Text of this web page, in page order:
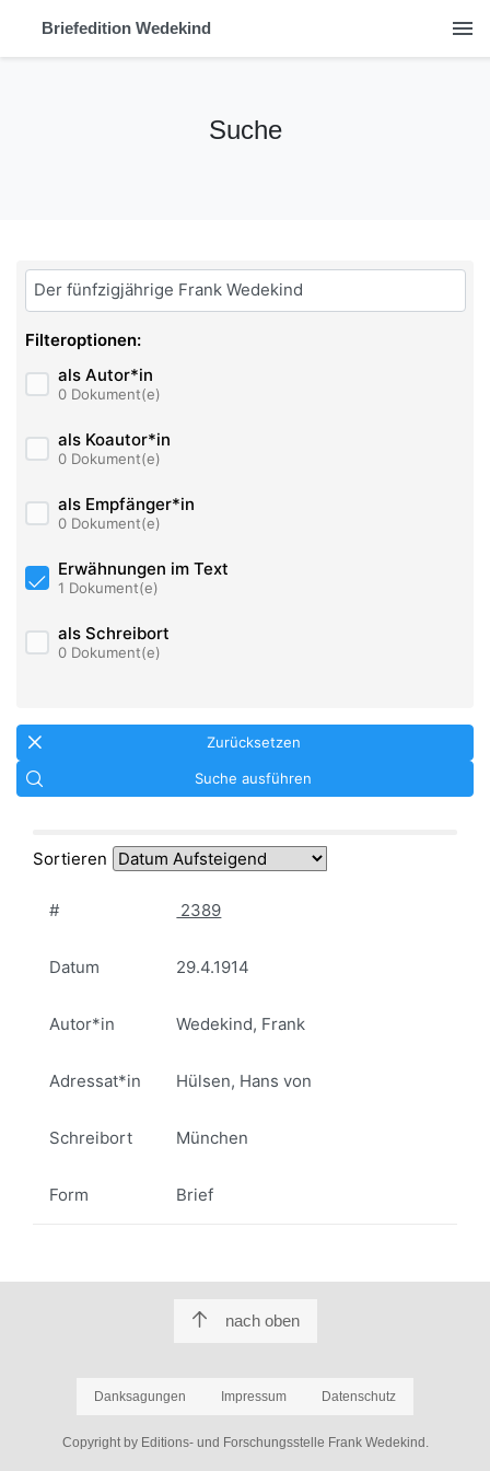
Briefedition Wedekind menu
Suche
Bitte geben Sie hier ihren Suchbegriff ein:
Filteroptionen:
als Autor*in
0 Dokument(e)
als Koautor*in
0 Dokument(e)
als Empfänger*in
0 Dokument(e)
Erwähnungen im Text
1 Dokument(e)
als Schreibort
0 Dokument(e)
Zurücksetzen
Suche ausführen
Sortieren
# 2389
Datum 29.4.1914
Autor*in Wedekind, Frank
Adressat*in Hülsen, Hans von
Schreibort München
Form Brief
nach oben
Danksagungen Impressum Datenschutz
Copyright by Editions- und Forschungsstelle Frank Wedekind.